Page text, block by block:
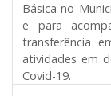
Básica no
e para
transferência
atividades em
Covid-19.